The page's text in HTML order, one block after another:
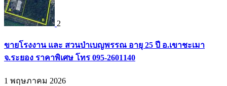
2
ขายโรงงาน และ สวนป่าเบญพรรณ อายุ 25 ปี อ.เขาชะเมา
จ.ระยอง ราคาพิเศษ โทร 095-2601140
1 พฤษภาคม 2026